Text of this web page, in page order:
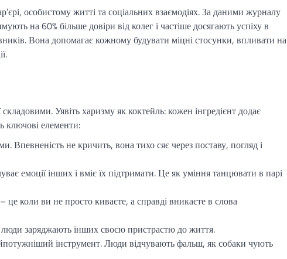
особистому житті та соціальних взаємодіях. За даними журналу
на 60% більше довіри від колег і частіше досягають успіху в
Вона допомагає кожному будувати міцні стосунки, впливати на
Уявіть харизму як коктейль: кожен інгредієнт додає
ключові елементи:
Впевненість не кричить, вона тихо сяє через поставу, погляд і
емоції інших і вміє їх підтримати. Це як уміння танцювати в парі
коли ви не просто киваєте, а справді вникаєте в слова
заряджають інших своєю пристрастю до життя.
інструмент. Люди відчувають фальш, як собаки чують